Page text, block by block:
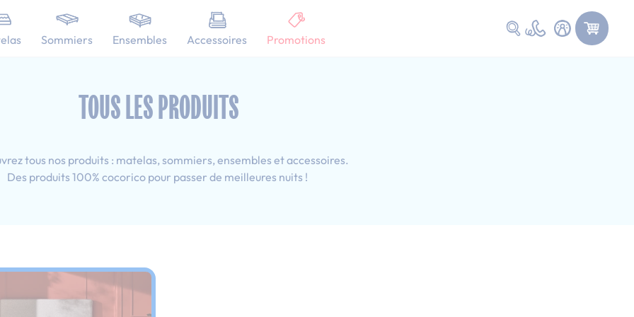
Sommiers Ensembles Accessoires Promotions
Faire une recherche
cm
TOUS LES PRODUITS
tous nos produits : matelas, sommiers, ensembles et accessoires.
Des produits 100% cocorico pour passer de meilleures nuits !